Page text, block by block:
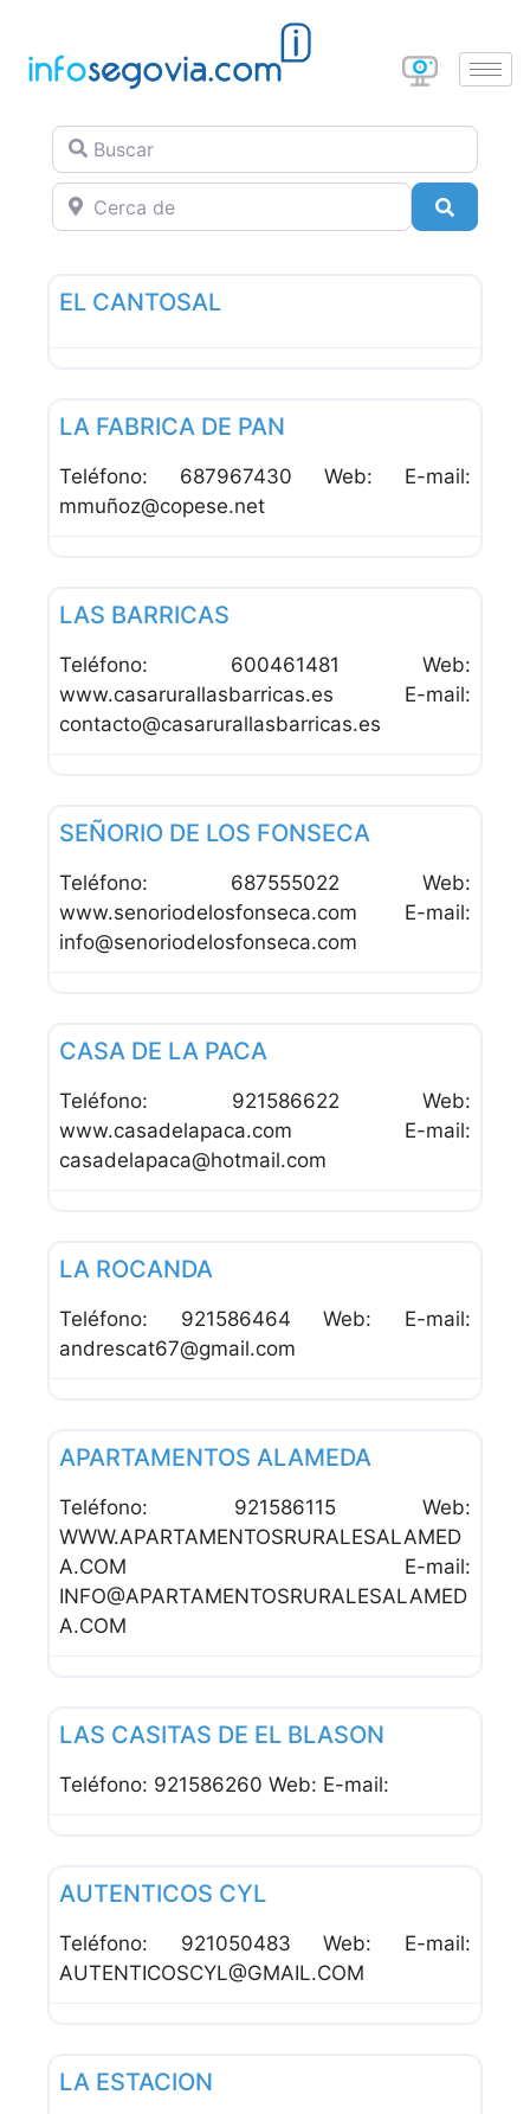
Buscar
Cerca de
EL CANTOSAL
LA FABRICA DE PAN
Teléfono: 687967430 Web: E-mail:
mmuñoz@copese.net
LAS BARRICAS
Teléfono: 600461481 Web:
www.casarurallasbarricas.es E-mail:
contacto@casarurallasbarricas.es
SEÑORIO DE LOS FONSECA
Teléfono: 687555022 Web:
www.senoriodelosfonseca.com E-mail:
info@senoriodelosfonseca.com
CASA DE LA PACA
Teléfono: 921586622 Web:
www.casadelapaca.com E-mail:
casadelapaca@hotmail.com
LA ROCANDA
Teléfono: 921586464 Web: E-mail:
andrescat67@gmail.com
APARTAMENTOS ALAMEDA
Teléfono: 921586115 Web:
WWW.APARTAMENTOSRURALESALAMED
A.COM E-mail:
INFO@APARTAMENTOSRURALESALAMED
A.COM
LAS CASITAS DE EL BLASON
Teléfono: 921586260 Web: E-mail:
AUTENTICOS CYL
Teléfono: 921050483 Web: E-mail:
AUTENTICOSCYL@GMAIL.COM
LA ESTACION